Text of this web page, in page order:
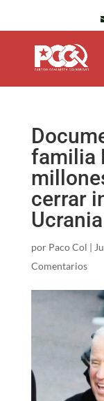
familia
cerrar
Ucrania
por Paco Col |
Comentarios